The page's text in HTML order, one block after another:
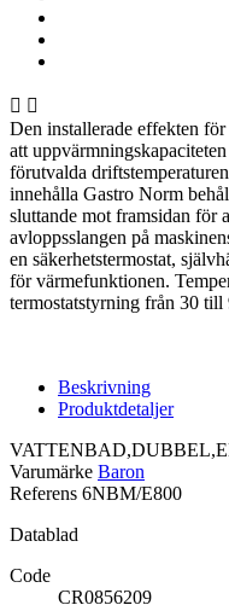
 
Den installerade effekten
att
förutvalda
innehålla Gastro Norm
sluttande mot framsidan för
avloppsslangen på
en säkerhetstermostat,
för värmefunktionen.
termostatstyrning från 30 till
Beskrivning
Produktdetaljer
Varumärke Baron
Referens 6NBM/E800
Datablad
Code
CR0856209